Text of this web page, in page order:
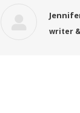
writer